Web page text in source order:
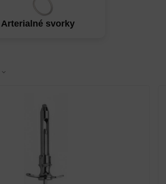
Arterialné svorky